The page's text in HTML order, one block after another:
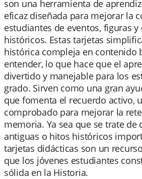
son una herramienta de
eficaz diseñada para mejorar la
estudiantes de eventos, figuras y
históricos. Estas tarjetas
histórica compleja en contenido
entender, lo que hace que el
divertido y manejable para los
grado. Sirven como una gran
que fomenta el recuerdo activo,
comprobado para mejorar la
memoria. Ya sea que se trate de
antiguas o hitos históricos
tarjetas didácticas son un
que los jóvenes estudiantes
sólida en la Historia.